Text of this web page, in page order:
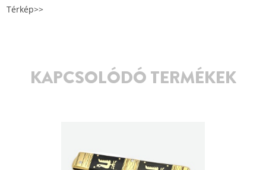
Térkép>>
KAPCSOLÓDÓ TERMÉKEK